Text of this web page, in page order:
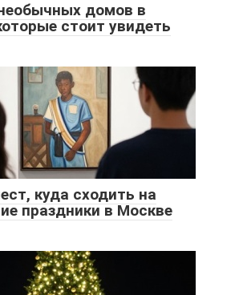
домов в
стоит увидеть
куда сходить на
праздники в Москве